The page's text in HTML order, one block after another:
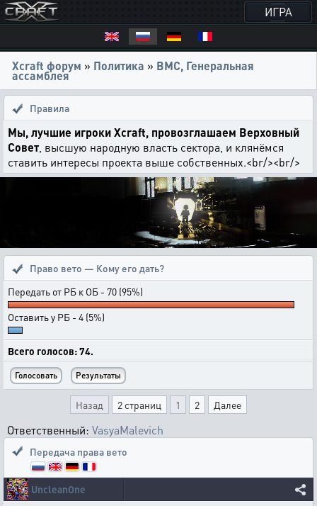
ИГРА
Xcraft форум » Политика » ВМС, Генеральная
ассамблея
Правила
Мы, лучшие игроки Xcraft, провозглашаем Верховный
Совет, высшую народную власть сектора, и клянёмся
ставить интересы проекта выше собственных.<br/><br/>
Право вето — Кому его дать?
Передать от РБ к ОБ - 70 (95%)
Оставить у РБ - 4 (5%)
Всего голосов: 74.
Назад 2 страниц 1 2 Далее
Ответственный: VasyaMalevich
Передача права вето
UncleanOne